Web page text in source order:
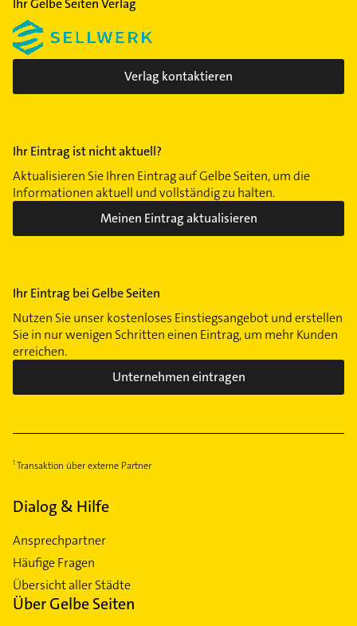
Verlag kontaktieren
Ihr Eintrag ist nicht aktuell?
Aktualisieren Sie Ihren Eintrag auf Gelbe Seiten, um die
Informationen aktuell und vollständig zu halten.
Meinen Eintrag aktualisieren
Ihr Eintrag bei Gelbe Seiten
Nutzen Sie unser kostenloses Einstiegsangebot und erstellen
Sie in nur wenigen Schritten einen Eintrag, um mehr Kunden
erreichen.
Unternehmen eintragen
Transaktion über externe Partner
Dialog & Hilfe
Ansprechpartner
Häufige Fragen
Übersicht aller Städte
Über Gelbe Seiten